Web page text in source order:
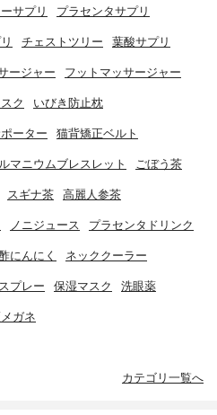
サプリ プラセンタサプリ
チェストツリー 葉酸サプリ
ージャー フットマッサージャー
ク いびき防止枕
ーター 猫背矯正ベルト
マニウムブレスレット ごぼう茶
スギナ茶 高麗人参茶
ノニジュース プラセンタドリンク
にんにく ネッククーラー
プレー 保湿マスク 洗眼薬
ガネ
カテゴリ一覧へ